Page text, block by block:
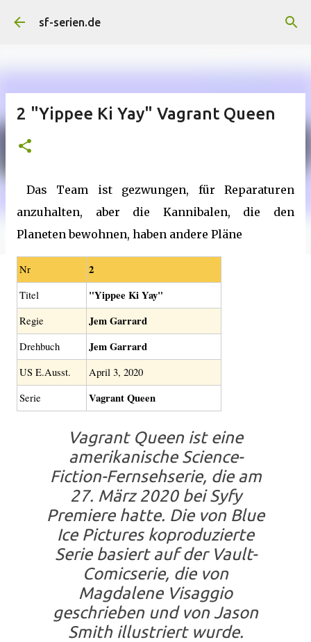
Direkt zum Hauptbereich
sf-serien.de
2 "Yippee Ki Yay" Vagrant Queen
Das Team ist gezwungen, für Reparaturen
anzuhalten, aber die Kannibalen, die den
Planeten bewohnen, haben andere Pläne
Nr 2
Titel "Yippee Ki Yay"
Regie Jem Garrard
Drehbuch Jem Garrard
US E.Ausst.
April 3, 2020
Serie
Vagrant Queen
Vagrant Queen ist eine
amerikanische Science-
Fiction-Fernsehserie, die am
27. März 2020 bei Syfy
Premiere hatte. Die von Blue
Ice Pictures koproduzierte
Serie basiert auf der Vault-
Comicserie, die von
Magdalene Visaggio
geschrieben und von Jason
Smith illustriert wurde.